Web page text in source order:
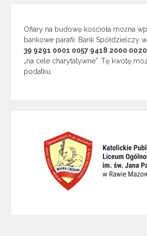
Ofiary na budowę kościoła można
bankowe parafii: Bank Spółdzielczy w
39 9291 0001 0057 9418 2000 0020
„na cele charytatywne”. Tę kwotę
podatku.